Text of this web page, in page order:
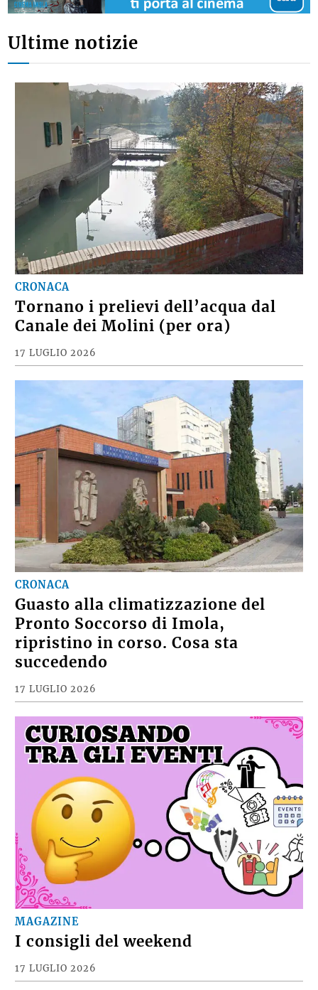
Ultime notizie
CRONACA
Tornano i prelievi dell’acqua dal
Canale dei Molini (per ora)
17 LUGLIO 2026
CRONACA
Guasto alla climatizzazione del
Pronto Soccorso di Imola,
ripristino in corso. Cosa sta
succedendo
17 LUGLIO 2026
MAGAZINE
I consigli del weekend
17 LUGLIO 2026